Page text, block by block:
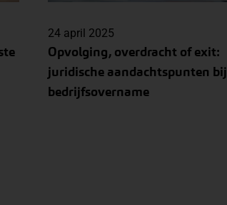
24 april 2025
Opvolging, overdracht of exit:
juridische aandachtspunten bij
bedrijfsovername